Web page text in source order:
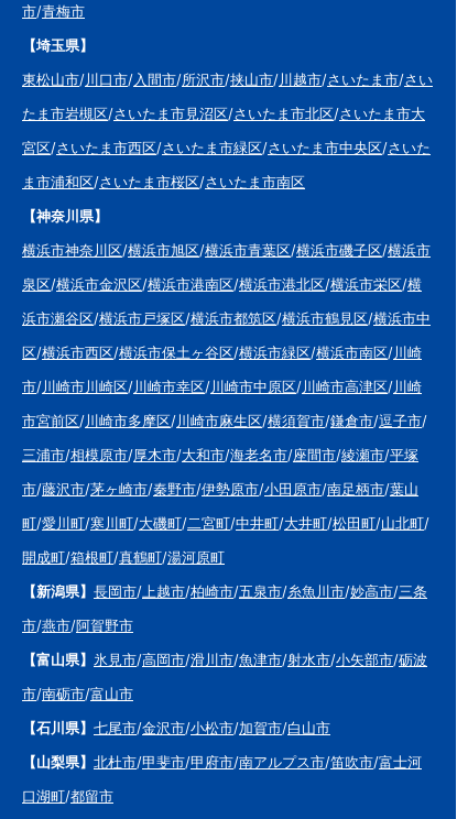
市/青梅市
【埼玉県】
東松山市/川口市/入間市/所沢市/挟山市/川越市/さいたま市/さい
たま市岩槻区/さいたま市見沼区/さいたま市北区/さいたま市大
宮区/さいたま市西区/さいたま市緑区/さいたま市中央区/さいた
ま市浦和区/さいたま市桜区/さいたま市南区
【神奈川県】
横浜市神奈川区/横浜市旭区/横浜市青葉区/横浜市磯子区/横浜市
泉区/横浜市金沢区/横浜市港南区/横浜市港北区/横浜市栄区/横
浜市瀬谷区/横浜市戸塚区/横浜市都筑区/横浜市鶴見区/横浜市中
区/横浜市西区/横浜市保土ヶ谷区/横浜市緑区/横浜市南区/川崎
市/川崎市川崎区/川崎市幸区/川崎市中原区/川崎市高津区/川崎
市宮前区/川崎市多摩区/川崎市麻生区/横須賀市/鎌倉市/逗子市/
三浦市/相模原市/厚木市/大和市/海老名市/座間市/綾瀬市/平塚
市/藤沢市/茅ヶ崎市/秦野市/伊勢原市/小田原市/南足柄市/葉山
町/愛川町/寒川町/大磯町/二宮町/中井町/大井町/松田町/山北町/
開成町/箱根町/真鶴町/湯河原町
【新潟県】 長岡市/ 上越市/柏崎市/五泉市/糸魚川市/妙高市/三条
市/燕市/阿賀野市
【富山県】 氷見市/高岡市/滑川市/魚津市/射水市/小矢部市/砺波
市/南砺市/富山市
【石川県】 七尾市/金沢市/小松市/加賀市/白山市
【山梨県】 北杜市/甲斐市/甲府市/南アルプス市/笛吹市/富士河
口湖町/都留市